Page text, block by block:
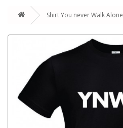
Shirt You never Walk Alone